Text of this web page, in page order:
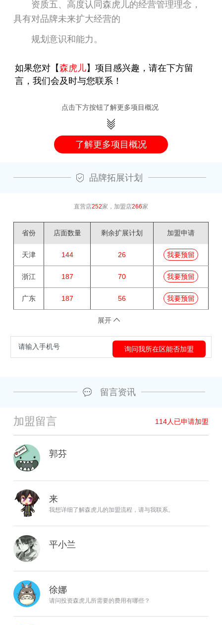
资质五、高度认同森虎儿的经营管理理念，
具有对品牌未来扩大经营的
规划意识和能力。
如果您对【森虎儿】项目感兴趣，请在下方留
言，我们会及时与您联系！
点击下方按钮了解更多项目概况
了解更多项目概况
品牌拓展计划
直营店252家，加盟店266家
省份 店面数量 剩余扩展计划 加盟申请
天津 144 26 我要预留
浙江 187 70 我要预留
广东 187 56 我要预留
展开
留言资讯
加盟留言 114人已申请加盟
郭芬
来
我想详细了解森虎儿的加盟流程，请与我联系。
平小兰
徐娜
请问投资森虎儿所需要的费用有哪些？